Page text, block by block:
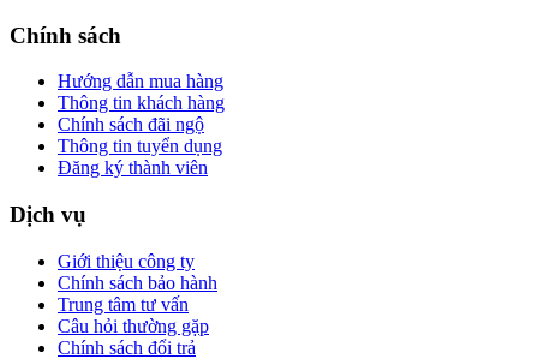
Chính sách
Hướng dẫn mua hàng
Thông tin khách hàng
Chính sách đãi ngộ
Thông tin tuyển dụng
Đăng ký thành viên
Dịch vụ
Giới thiệu công ty
Chính sách bảo hành
Trung tâm tư vấn
Câu hỏi thường gặp
Chính sách đổi trả